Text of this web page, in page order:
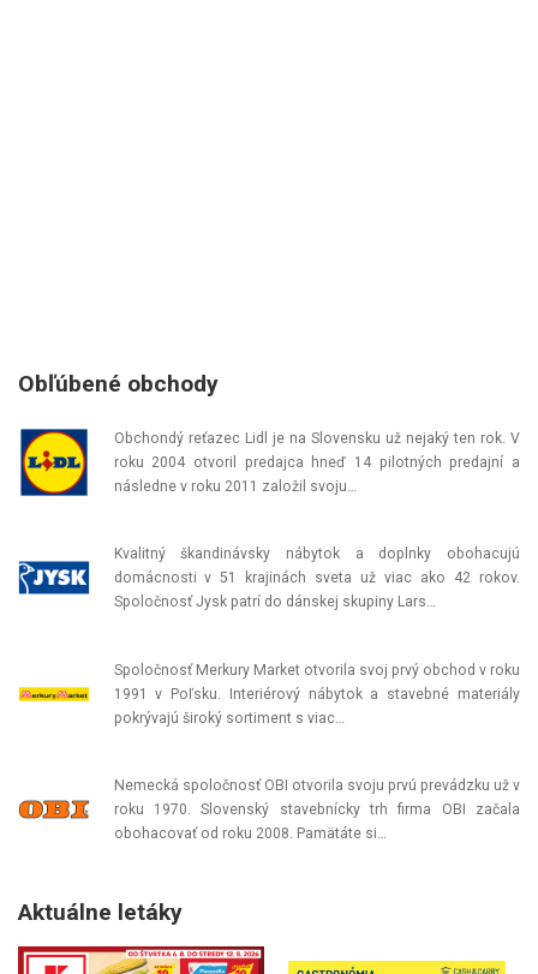
Obľúbené obchody
Obchondý reťazec Lidl je na Slovensku už nejaký ten rok. V
roku 2004 otvoril predajca hneď 14 pilotných predajní a
následne v roku 2011 založil svoju…
Kvalitný škandinávsky nábytok a doplnky obohacujú
domácnosti v 51 krajinách sveta už viac ako 42 rokov.
Spoločnosť Jysk patrí do dánskej skupiny Lars…
Spoločnosť Merkury Market otvorila svoj prvý obchod v roku
1991 v Poľsku. Interiérový nábytok a stavebné materiály
pokrývajú široký sortiment s viac…
Nemecká spoločnosť OBI otvorila svoju prvú prevádzku už v
roku 1970. Slovenský stavebnícky trh firma OBI začala
obohacovať od roku 2008. Pamätáte si…
Aktuálne letáky